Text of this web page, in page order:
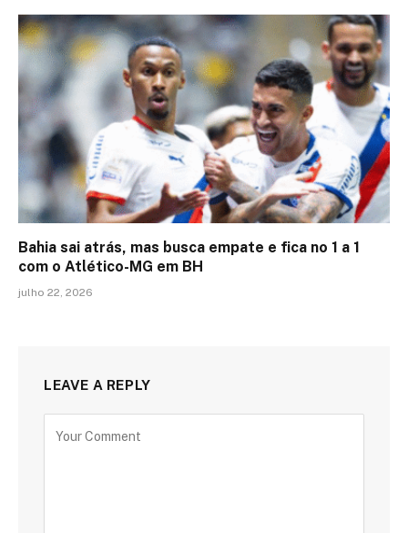
Bahia sai atrás, mas busca empate e fica no 1 a 1
com o Atlético-MG em BH
julho 22, 2026
LEAVE A REPLY